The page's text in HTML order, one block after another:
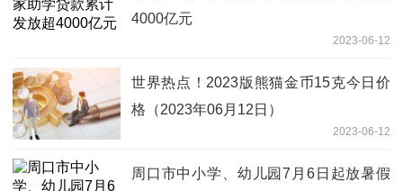
4000亿元
2023-06-12
世界热点！2023版熊猫金币15克今日价
格（2023年06月12日）
2023-06-12
周口市中小学、幼儿园7月6日起放暑假